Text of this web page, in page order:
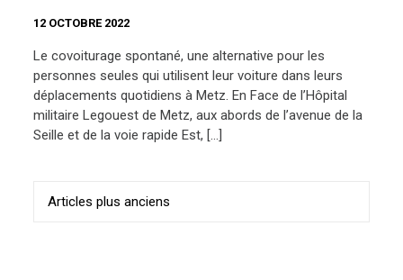
12 OCTOBRE 2022
Le covoiturage spontané, une alternative pour les
personnes seules qui utilisent leur voiture dans leurs
déplacements quotidiens à Metz. En Face de l’Hôpital
militaire Legouest de Metz, aux abords de l’avenue de la
Seille et de la voie rapide Est, […]
Navigation
des
Articles plus anciens